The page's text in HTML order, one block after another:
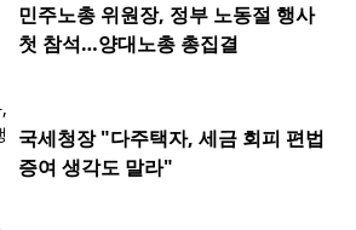
민주노총 위원장, 정부 노동절 행사
첫 참석…양대노총 총집결
국세청장 "다주택자, 세금 회피 편법
증여 생각도 말라"